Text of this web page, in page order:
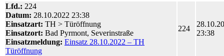
Lfd.: 224
Datum: 28.10.2022 23:38
Einsatzart: TH > Türöffnung
Einsatzort: Bad Pyrmont, Severinstraße
Einsatzmeldung: Einsatz 28.10.2022 – TH
Türöffnung
224
23:38